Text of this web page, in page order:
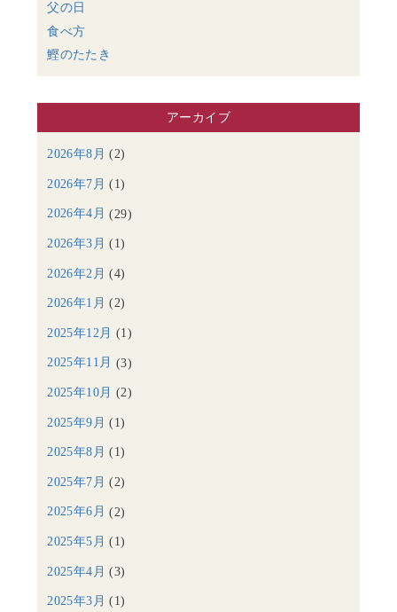
父の日
食べ方
鰹のたたき
アーカイブ
2026年8月 (2)
2026年7月 (1)
2026年4月 (29)
2026年3月 (1)
2026年2月 (4)
2026年1月 (2)
2025年12月 (1)
2025年11月 (3)
2025年10月 (2)
2025年9月 (1)
2025年8月 (1)
2025年7月 (2)
2025年6月 (2)
2025年5月 (1)
2025年4月 (3)
2025年3月 (1)